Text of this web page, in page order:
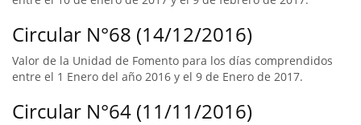
Circular N°68 (14/12/2016)
Valor de la Unidad de Fomento para los días comprendidos
entre el 1 Enero del año 2016 y el 9 de Enero de 2017.
Circular N°64 (11/11/2016)